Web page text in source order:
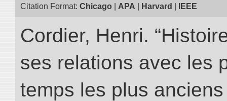
Citation Format: Chicago APA Harvard IEEE
Cordier, Henri.
ses relations avec les
temps les plus